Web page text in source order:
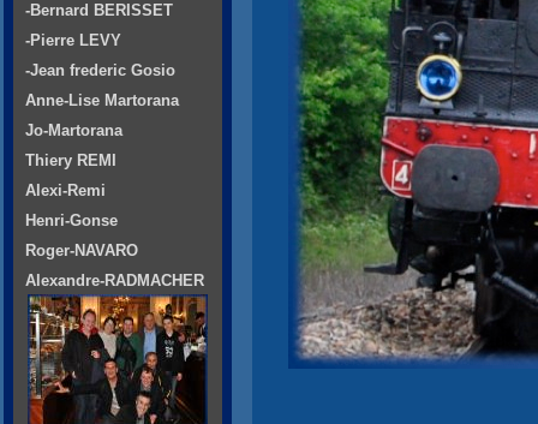
-Bernard BERISSET
-Pierre LEVY
-Jean frederic Gosio
Anne-Lise Martorana
Jo-Martorana
Thiery REMI
Alexi-Remi
Henri-Gonse
Roger-NAVARO
Alexandre-RADMACHER